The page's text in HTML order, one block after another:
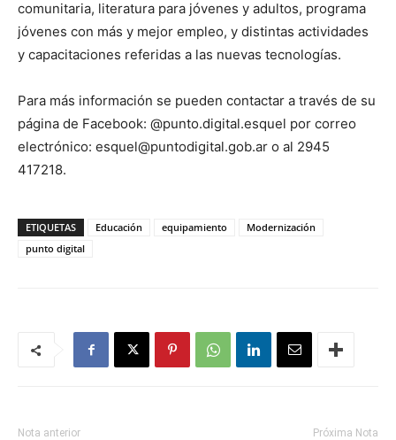
comunitaria, literatura para jóvenes y adultos, programa
jóvenes con más y mejor empleo, y distintas actividades
y capacitaciones referidas a las nuevas tecnologías.
Para más información se pueden contactar a través de su
página de Facebook: @punto.digital.esquel por correo
electrónico: esquel@puntodigital.gob.ar o al 2945
417218.
ETIQUETAS Educación equipamiento
Modernización
punto digital
Nota anterior Próxima Nota